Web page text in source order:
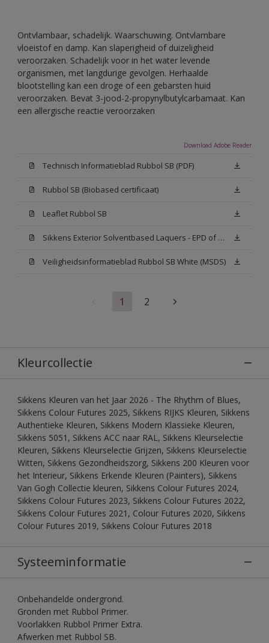
Ontvlambaar, schadelijk. Waarschuwing. Ontvlambare
vloeistof en damp. Kan slaperigheid of duizeligheid
veroorzaken. Schadelijk voor in het water levende
organismen, met langdurige gevolgen. Herhaalde
blootstelling kan een droge of een gebarsten huid
veroorzaken. Bevat 3-jood-2-propynylbutylcarbamaat. Kan
een allergische reactie veroorzaken
Download Adobe Reader
Technisch Informatieblad Rubbol SB (PDF)
Rubbol SB (Biobased certificaat)
Leaflet Rubbol SB
Sikkens Exterior Solventbased Laquers - EPD of Milieuproductverklaring
Veiligheidsinformatieblad Rubbol SB White (MSDS)
1 2
Kleurcollectie
Sikkens Kleuren van het Jaar 2026 - The Rhythm of Blues,
Sikkens Colour Futures 2025, Sikkens RIJKS Kleuren, Sikkens
Authentieke Kleuren, Sikkens Modern Klassieke Kleuren,
Sikkens 5051, Sikkens ACC naar RAL, Sikkens Kleurselectie
Kleuren, Sikkens Kleurselectie Grijzen, Sikkens Kleurselectie
Witten, Sikkens Gezondheidszorg, Sikkens 200 Kleuren voor
het Interieur, Sikkens Erkende Kleuren (Painters), Sikkens
Van Gogh Collectie kleuren, Sikkens Colour Futures 2024,
Sikkens Colour Futures 2023, Sikkens Colour Futures 2022,
Sikkens Colour Futures 2021, Colour Futures 2020, Sikkens
Colour Futures 2019, Sikkens Colour Futures 2018
Systeeminformatie
Onbehandelde ondergrond.
Gronden met Rubbol Primer.
Voorlakken Rubbol Primer Extra.
Afwerken met Rubbol SB.